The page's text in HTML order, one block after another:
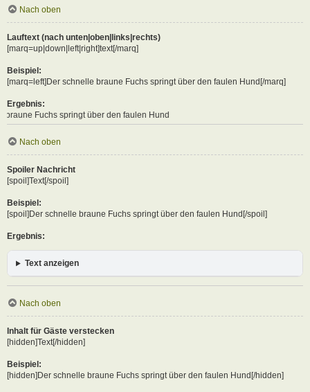
Nach oben
Lauftext (nach unten|oben|links|rechts)
[marq=up|down|left|right]text[/marq]
Beispiel:
[marq=left]Der schnelle braune Fuchs springt über den faulen Hund[/marq]
Ergebnis:
springt über den faulen Hund
Nach oben
Spoiler Nachricht
[spoil]Text[/spoil]
Beispiel:
[spoil]Der schnelle braune Fuchs springt über den faulen Hund[/spoil]
Ergebnis:
Text anzeigen
Nach oben
Inhalt für Gäste verstecken
[hidden]Text[/hidden]
Beispiel:
[hidden]Der schnelle braune Fuchs springt über den faulen Hund[/hidden]